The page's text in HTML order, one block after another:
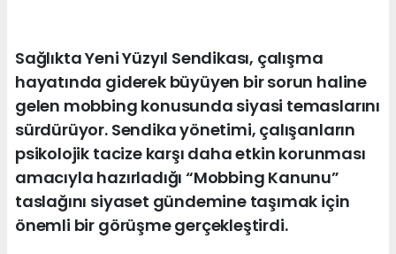
Sağlıkta Yeni Yüzyıl Sendikası, çalışma
hayatında giderek büyüyen bir sorun haline
gelen mobbing konusunda siyasi temaslarını
sürdürüyor. Sendika yönetimi, çalışanların
psikolojik tacize karşı daha etkin korunması
amacıyla hazırladığı “Mobbing Kanunu”
taslağını siyaset gündemine taşımak için
önemli bir görüşme gerçekleştirdi.